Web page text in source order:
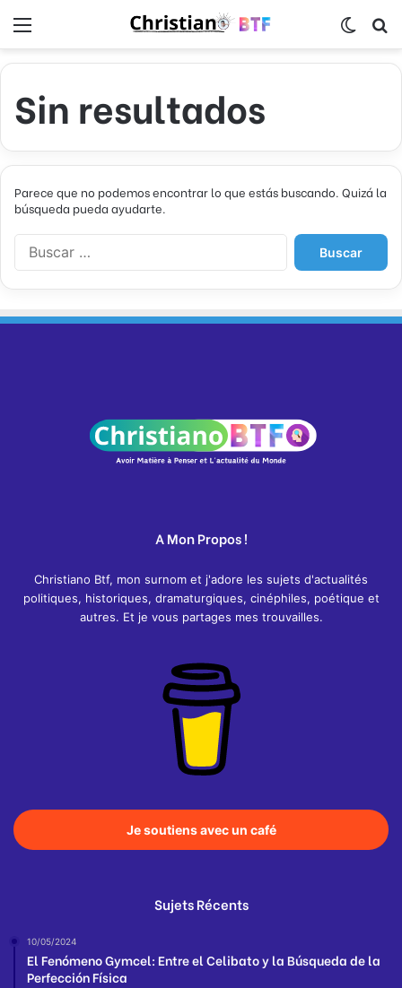
Sin resultados
Parece que no podemos encontrar lo que estás buscando. Quizá la
búsqueda pueda ayudarte.
a
A Mon Propos !
Christiano Btf, mon surnom et j'adore les sujets d'actualités
politiques, historiques, dramaturgiques, cinéphiles, poétique et
autres. Et je vous partages mes trouvailles.
Je soutiens avec un café
Sujets Récents
10/05/2024
El Fenómeno Gymcel: Entre el Celibato y la Búsqueda de la
Perfección Física